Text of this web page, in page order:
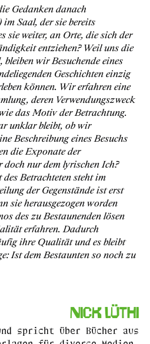
Gedanken danach
im Saal, der sie bereits
sie weiter, an Orte, die sich der
entziehen? Weil uns die
wir Besuchende eines
Geschichten einzig
können. Wir erfahren eine
deren Verwendungszweck
das Motiv der Betrachtung.
unklar bleibt, ob wir
Beschreibung eines Besuchs
die Exponate der
nur dem lyrischen Ich?
Betrachteten steht im
der Gegenstände ist erst
sie herausgezogen worden
des zu Bestaunenden lösen
erfahren. Dadurch
ihre Qualität und es bleibt
Ist dem Bestaunten so noch zu
Nick Lüthi
spricht über Bücher aus